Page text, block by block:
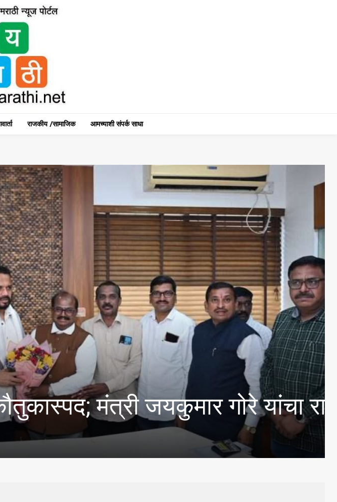
राजकीय /सामाजिक आमच्याशी संपर्क साधा
मंत्री जयकुमार गोरे यांचा राजा